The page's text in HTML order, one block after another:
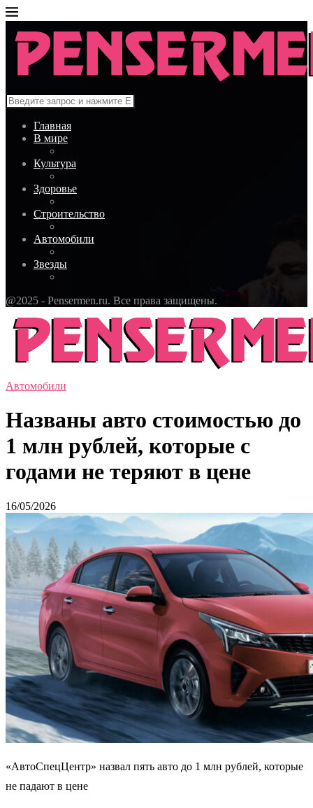
Главная
В мире
Культура
Здоровье
Строительство
Автомобили
Звезды
@2025 - Pensermen.ru. Все права защищены.
Автомобили
Названы авто стоимостью до
1 млн рублей, которые с
годами не теряют в цене
16/05/2026
«АвтоСпецЦентр» назвал пять авто до 1 млн рублей, которые
не падают в цене